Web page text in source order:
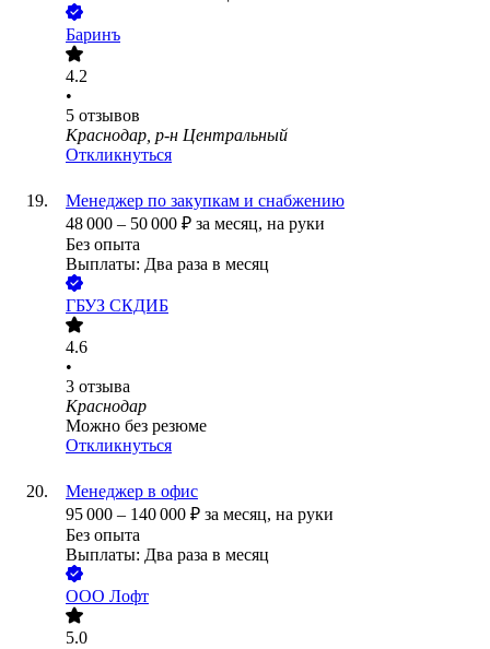
Баринъ
4.2
•
5 отзывов
Краснодар, р-н Центральный
Откликнуться
Менеджер по закупкам и снабжению
48 000 – 50 000 ₽ за месяц, на руки
Без опыта
Выплаты: Два раза в месяц
ГБУЗ СКДИБ
4.6
•
3 отзыва
Краснодар
Можно без резюме
Откликнуться
Менеджер в офис
95 000 – 140 000 ₽ за месяц, на руки
Без опыта
Выплаты: Два раза в месяц
ООО Лофт
5.0